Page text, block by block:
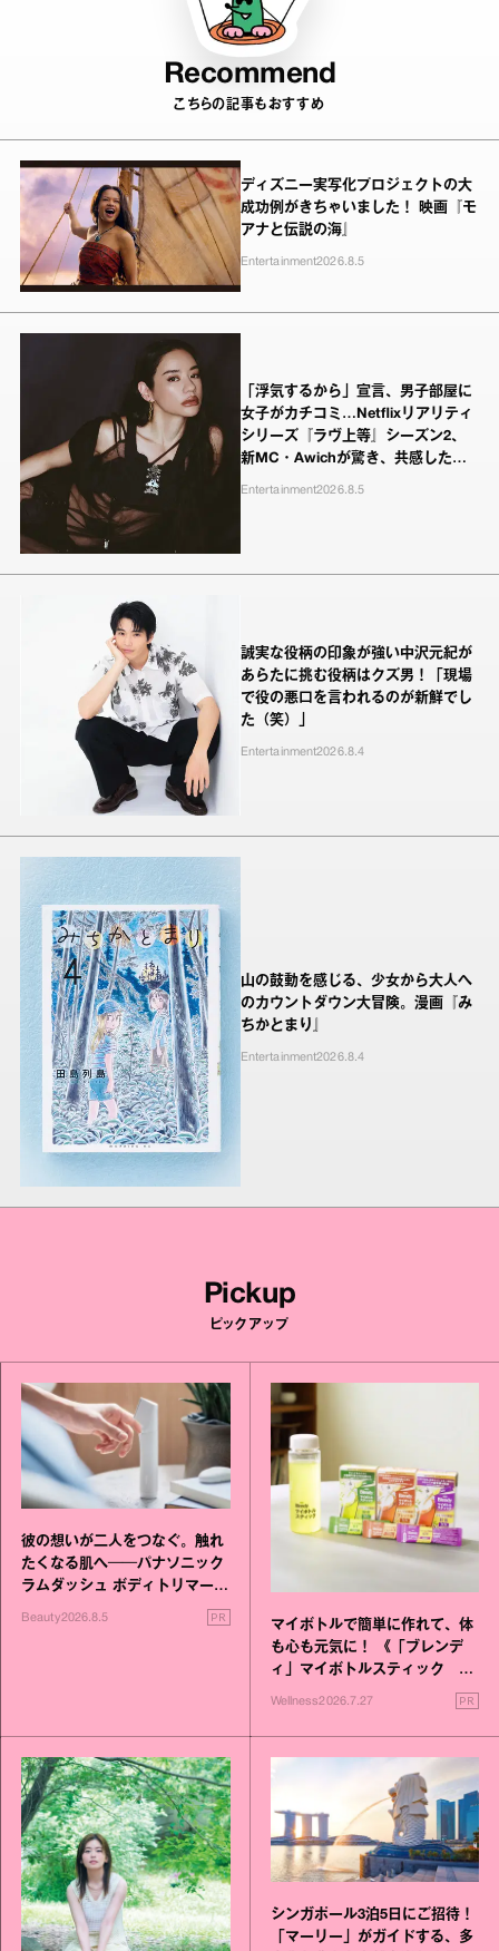
Recommend
こちらの記事もおすすめ
ディズニー実写化プロジェクトの大
成功例がきちゃいました！ 映画『モ
アナと伝説の海』
Entertainment2026.8.5
「浮気するから」宣言、男子部屋に
女子がカチコミ…Netflixリアリティ
シリーズ『ラヴ上等』シーズン2、
新MC・Awichが驚き、共感したヤ
Entertainment2026.8.5
誠実な役柄の印象が強い中沢元紀が
あらたに挑む役柄はクズ男！「現場
で役の悪口を言われるのが新鮮でし
た（笑）」
Entertainment2026.8.4
山の鼓動を感じる、少女から大人へ
のカウントダウン大冒険。漫画『み
ちかとまり』
Entertainment2026.8.4
Pickup
ピックアップ
彼の想いが二人をつなぐ。触れ
たくなる肌へ──パナソニック
ラムダッシュ ボディトリマーが
Beauty2026.8.5 PR
マイボトルで簡単に作れて、体
も心も元気に！ 《「ブレンデ
ィ」マイボトルスティック い
いこと毎日》シリーズが誕生
Wellness2026.7.27 PR
シンガポール3泊5日にご招待！
「マーリー」がガイドする、多